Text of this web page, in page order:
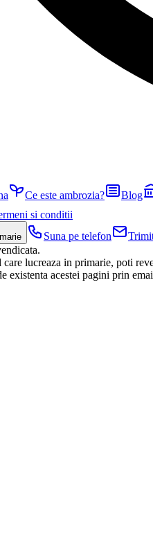
Ce este ambrozia? Blog
si conditii
Suna pe telefon
lucreaza in primarie, poti
existenta acestei pagini prin